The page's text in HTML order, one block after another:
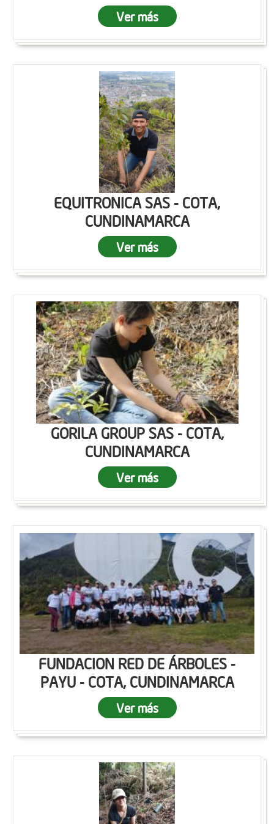
Ver más
EQUITRONICA SAS - COTA,
CUNDINAMARCA
Ver más
GORILA GROUP SAS - COTA,
CUNDINAMARCA
Ver más
FUNDACION RED DE ÁRBOLES -
PAYU - COTA, CUNDINAMARCA
Ver más